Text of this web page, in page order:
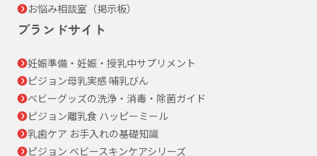
お悩み相談室（掲示板）
ブランドサイト
妊娠準備・妊娠・授乳中サプリメント
ピジョン母乳実感 哺乳びん
ベビーグッズの洗浄・消毒・除菌ガイド
ピジョン離乳食 ハッピーミール
乳歯ケア お手入れの基礎知識
ピジョン ベビースキンケアシリーズ